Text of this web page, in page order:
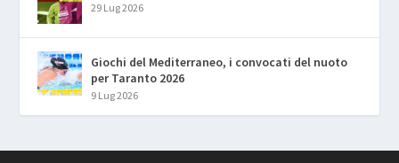
29 Lug 2026
Giochi del Mediterraneo, i convocati del nuoto
per Taranto 2026
9 Lug 2026